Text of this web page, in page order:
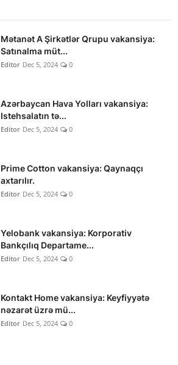
Mətanət A Şirkətlər Qrupu vakansiya:
Satınalma müt...
Editor Dec 5, 2024 0
Azərbaycan Hava Yolları vakansiya:
Istehsalatın tə...
Editor Dec 5, 2024 0
Prime Cotton vakansiya: Qaynaqçı
axtarılır.
Editor Dec 5, 2024 0
Yelobank vakansiya: Korporativ
Bankçılıq Departame...
Editor Dec 5, 2024 0
Kontakt Home vakansiya: Keyfiyyətə
nəzarət üzrə mü...
Editor Dec 5, 2024 0